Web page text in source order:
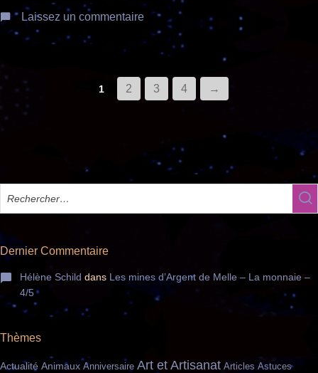
Laissez un commentaire
1 2 3 4 →
Dernier Commentaire
Hélène Schild dans Les mines d’Argent de Melle – La monnaie –
4/5
Thèmes
Actualité Animaux Anniversaire Art et Artisanat Articles Astuces